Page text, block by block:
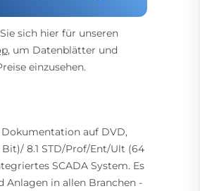
sich hier für unseren
, um Datenblätter und
einzusehen.
Dokumentation auf DVD,
8.1 STD/Prof/Ent/Ult (64
SCADA System. Es
Anlagen in allen Branchen -